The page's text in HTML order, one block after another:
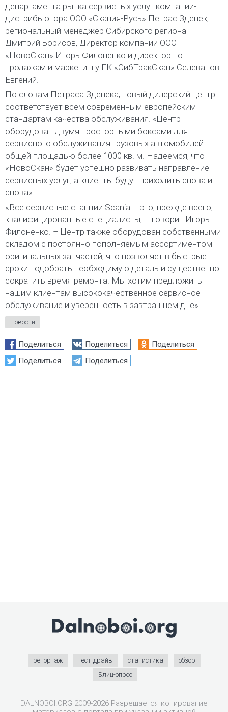
департамента рынка сервисных услуг компании-
дистрибьютора ООО «Скания-Русь» Петрас Зденек,
региональный менеджер Сибирского региона
Дмитрий Борисов, Директор компании ООО
«НовоСкан» Игорь Филоненко и директор по
продажам и маркетингу ГК «СибТракСкан» Селеванов
Евгений.
По словам Петраса Зденека, новый дилерский центр
соответствует всем современным европейским
стандартам качества обслуживания. «Центр
оборудован двумя просторными боксами для
сервисного обслуживания грузовых автомобилей
общей площадью более 1000 кв. м. Надеемся, что
«НовоСкан» будет успешно развивать направление
сервисных услуг, а клиенты будут приходить снова и
снова».
«Все сервисные станции Scania – это, прежде всего,
квалифицированные специалисты, – говорит Игорь
Филоненко. – Центр также оборудован собственными
складом с постоянно пополняемым ассортиментом
оригинальных запчастей, что позволяет в быстрые
сроки подобрать необходимую деталь и существенно
сократить время ремонта. Мы хотим предложить
нашим клиентам высококачественное сервисное
обслуживание и уверенность в завтрашнем дне».
Новости
Поделиться Поделиться
Поделиться
Поделиться
Поделиться
репортаж тест-драйв статистика
обзор
Блиц-опрос
DALNOBOI.ORG 2009-2026 Разрешается копирование